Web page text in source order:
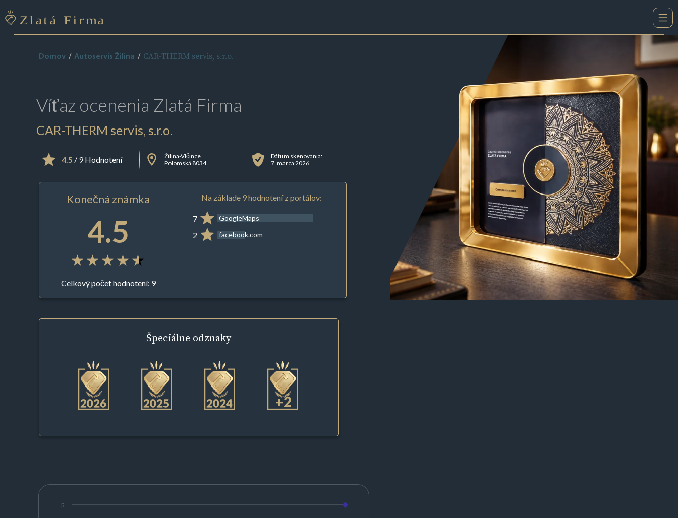
Domov Autoservis Žilina CAR-THERM servis, s.r.o.
Víťaz ocenenia Zlatá Firma
CAR-THERM servis, s.r.o.
4.5 / 9 Hodnotení
Žilina-Vlčince
Polomská 8034
Dátum skenovania:
7. marca 2026
Konečná známka
4.5
Celkový počet hodnotení: 9
Na základe 9 hodnotení z portálov:
7 GoogleMaps
2 facebook.com
Špeciálne odznaky
+2
5